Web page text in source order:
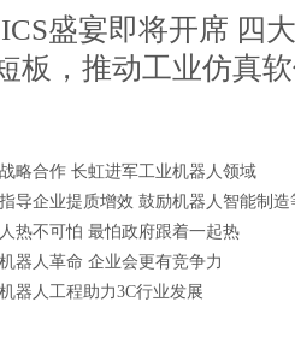
盛宴即将开席 四
板，推动工业仿真
略合作 长虹进军工业机器人领域
导企业提质增效 鼓励机器人智能制造
热不可怕 最怕政府跟着一起热
器人革命 企业会更有竞争力
器人工程助力3C行业发展